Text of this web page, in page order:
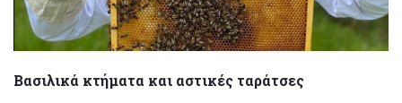
Βασιλικά κτήματα και αστικές ταράτσες